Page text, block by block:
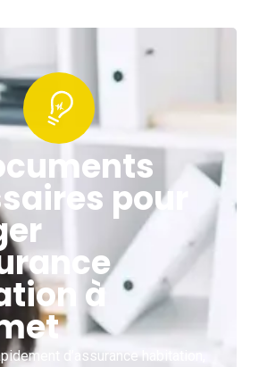
pour
à
d’assurance habitation,